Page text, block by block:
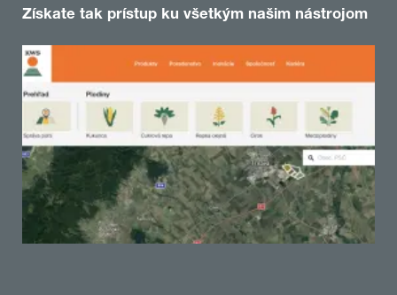
Získate tak prístup ku všetkým našim nástrojom